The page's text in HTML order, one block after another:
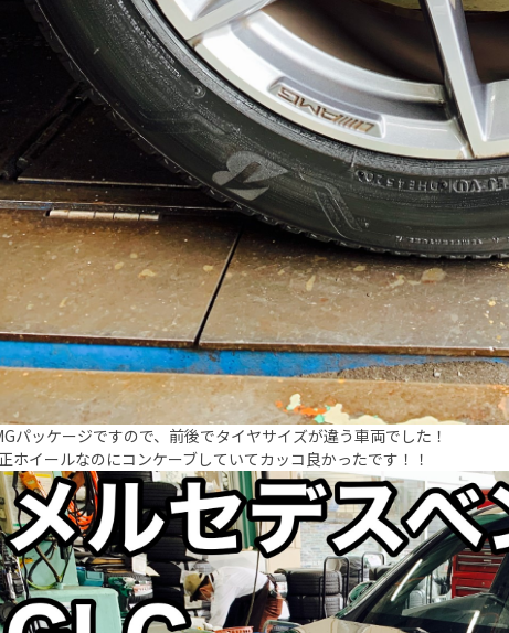
パッケージですので、前後でタイヤサイズが違う車両でした！
ホイールなのにコンケーブしていてカッコ良かったです！！